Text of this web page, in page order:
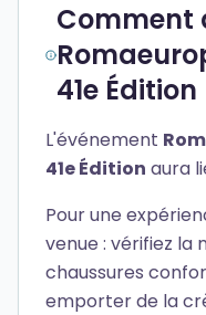
Comment
41e Édition
L'événement
41e Édition aura
Pour une
venue : vérifiez la
chaussures
emporter de la